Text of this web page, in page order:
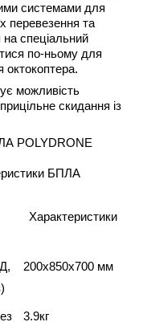
системами для
перевезення та
спеціальний
по-ньому для
октокоптера.
можливість
скидання із
POLYDRONE
БПЛА
Характеристики
200х850х700 мм
3.9кг